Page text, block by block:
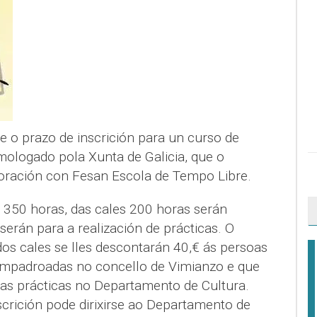
o prazo de inscrición para un curso de
pola Xunta de Galicia, que o
con Fesan Escola de Tempo Libre.
horas, das cales 200 horas serán
para a realización de prácticas. O
cales se lles descontarán 40,€ ás persoas
no concello de Vimianzo e que
prácticas no Departamento de Cultura.
pode dirixirse ao Departamento de